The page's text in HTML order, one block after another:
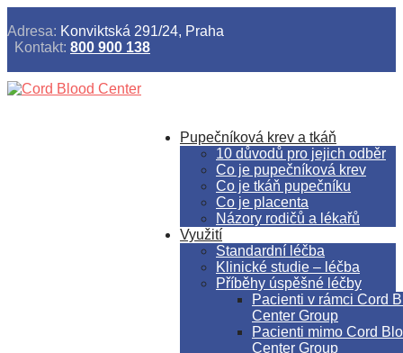
Adresa: Konviktská 291/24, Praha
Kontakt: 800 900 138
Pupečníková krev a tkáň
10 důvodů pro jejich odběr
Co je pupečníková krev
Co je tkáň pupečníku
Co je placenta
Názory rodičů a lékařů
Využití
Standardní léčba
Klinické studie – léčba
Příběhy úspěšné léčby
Pacienti v rámci Cord
Center Group
Pacienti mimo Cord
Center Group